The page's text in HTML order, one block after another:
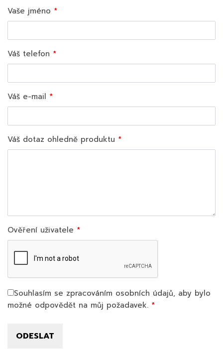
Vaše jméno
Váš telefon
Váš e-mail
Váš dotaz ohledně produktu
Ověření uživatele
Souhlasím se zpracováním osobních údajů, aby bylo
možné odpovědět na můj požadavek.